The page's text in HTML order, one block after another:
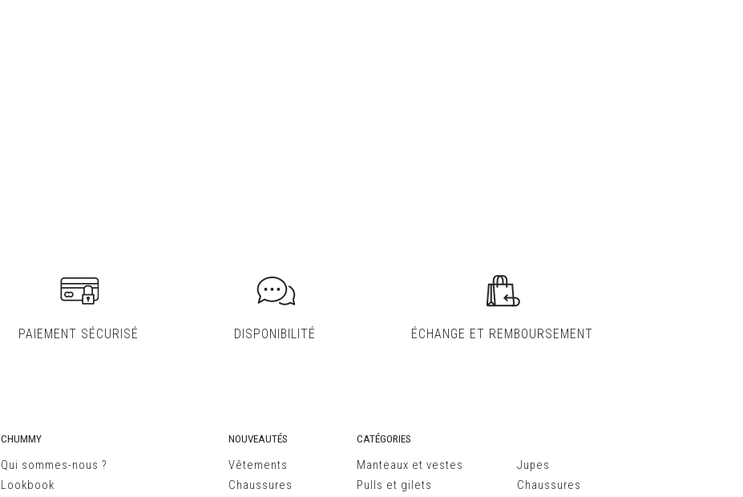
PAIEMENT SÉCURISÉ DISPONIBILITÉ ÉCHANGE ET REMBOURSEMENT
CHUMMY
Qui sommes-nous ?
Lookbook
NOUVEAUTÉS
Vêtements
Chaussures
CATÉGORIES
Manteaux et vestes
Pulls et gilets
Jupes
Chaussures